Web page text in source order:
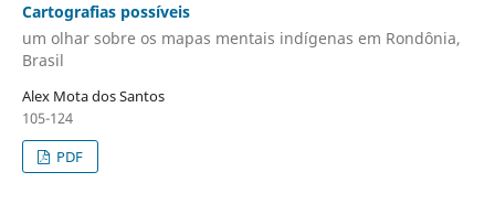
Cartografias possíveis
um olhar sobre os mapas mentais indígenas em Rondônia,
Brasil
Alex Mota dos Santos
105-124
PDF